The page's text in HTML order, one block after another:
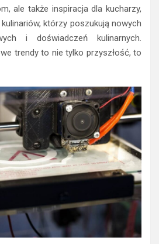
ale także inspiracja dla kucharzy,
którzy poszukują nowych
i doświadczeń kulinar­nych.
trendy to nie tylko przyszłość, to